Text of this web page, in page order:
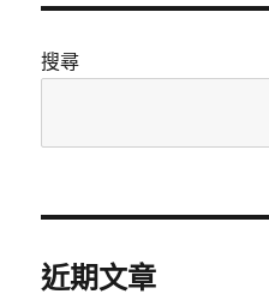
搜尋
近期文章